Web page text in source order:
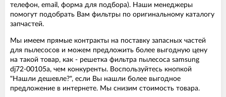
телефон, email, форма для подбора). Наши менеджеры
помогут подобрать Вам фильтры по оригинальному каталогу
запчастей.
Мы имеем прямые контракты на поставку запасных частей
для пылесосов и можем предложить более выгодную цену
на такой товар, как - решетка фильтра пылесоса samsung
dj72-00105a, чем конкуренты. Воспользуйтесь кнопкой
"Нашли дешевле?", если Вы нашли более выгодное
предложение в интернете. Мы снизим стоимость товара.